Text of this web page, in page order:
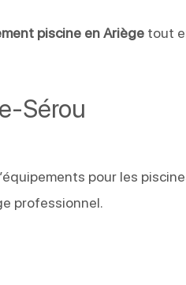
piscine en Ariège tout
Sérou
pour les
professionnel.